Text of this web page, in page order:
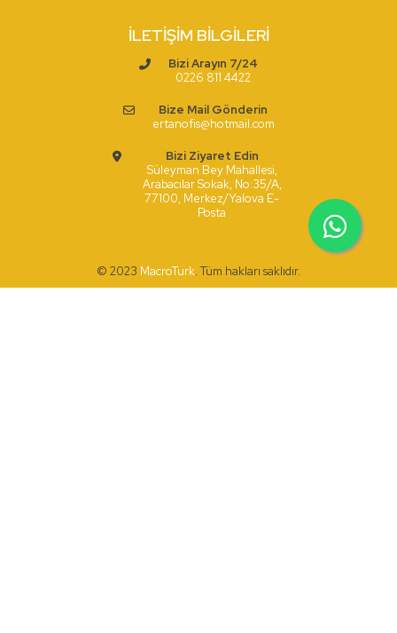
İLETIŞIM BİLGILERI
Bizi Arayın 7/24
0226 811 4422
Bize Mail Gönderin
ertanofis@hotmail.com
Bizi Ziyaret Edin
Süleyman Bey Mahallesi,
Arabacılar Sokak, No:35/A,
77100, Merkez/Yalova E-
Posta
© 2023 MacroTurk. Tüm hakları saklıdır.